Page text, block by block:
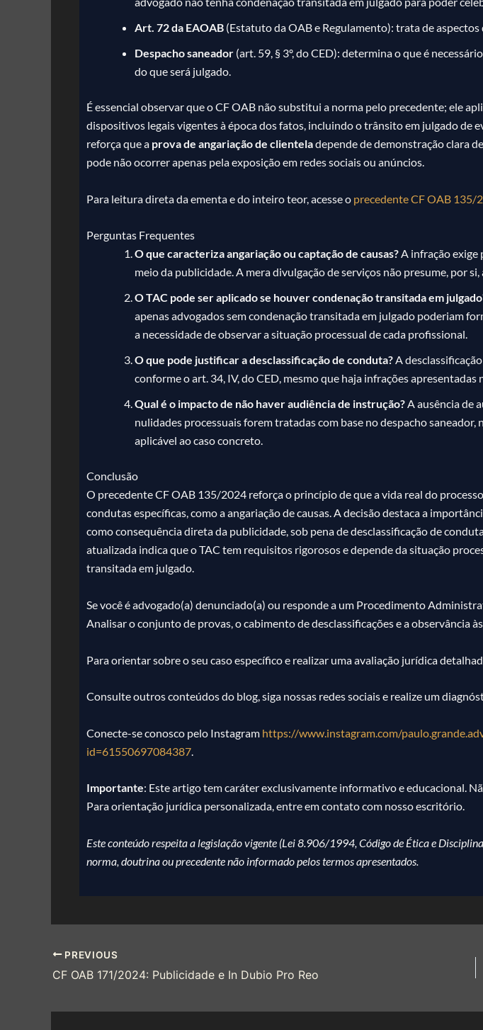
Art. 72 da EAOAB (Estatuto da OAB e Regulamento): trata de
Despacho saneador (art. 59, § 3º, do CED): determina o que é
do que será julgado.
É essencial observar que o CF OAB não substitui a norma pelo precedente; ele
dispositivos legais vigentes à época dos fatos, incluindo o trânsito em julgado de
reforça que a prova de angariação de clienteladepende de demonstração clara
pode não ocorrer apenas pela exposição em redes sociais ou anúncios.
Para leitura direta da ementa e do inteiro teor, acesse o precedente CF OAB 135/
Perguntas Frequentes
O que caracteriza angariação ou captação de causas?A infração
meio da publicidade. A mera divulgação de serviços não presume, por
O TAC pode ser aplicado se houver condenação transitada em
apenas advogados sem condenação transitada em julgado poderiam
a necessidade de observar a situação processual de cada profissional.
O que pode justificar a desclassificação de conduta?A
conforme o art. 34, IV, do CED, mesmo que haja infrações
Qual é o impacto de não haver audiência de instrução?A ausência de
nulidades processuais forem tratadas com base no despacho
aplicável ao caso concreto.
Conclusão
O precedente CF OAB 135/2024 reforça o princípio de que a vida real do
condutas específicas, como a angariação de causas. A decisão destaca a
como consequência direta da publicidade, sob pena de desclassificação de
atualizada indica que o TAC tem requisitos rigorosos e depende da situação
transitada em julgado.
Se você é advogado(a) denunciado(a) ou responde a um Procedimento
Analisar o conjunto de provas, o cabimento de desclassificações e a observância
Para orientar sobre o seu caso específico e realizar uma avaliação jurídica
Consulte outros conteúdos do blog, siga nossas redes sociais e realize um
Conecte-se conosco pelo Instagram https://www.instagram.com/
id=61550697084387
Importante: Este artigo tem caráter exclusivamente informativo e educacional.
Para orientação jurídica personalizada, entre em contato com nosso escritório.
Este conteúdo respeita a legislação vigente (Lei 8.906/1994, Código de Ética e
norma, doutrina ou precedente não informado pelos termos apresentados.
PREVIOUS
CF OAB 171/2024: Publicidade e In Dubio Pro Reo